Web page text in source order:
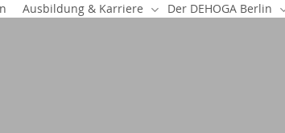
Ausbildung & Karriere Der DEHOGA Berlin